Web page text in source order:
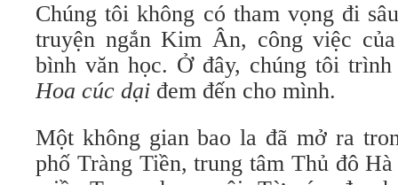
Chúng tôi không có tham vọng đi
truyện ngắn Kim Ân, công việc
bình văn học. Ở đây, chúng tôi
Hoa cúc dại đem đến cho mình.
Một không gian bao la đã mở ra
phố Tràng Tiền, trung tâm Thủ đô